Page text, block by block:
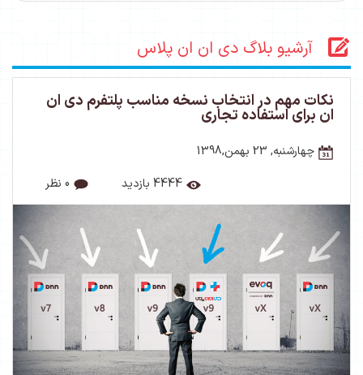
آرشیو بلاگ دی ان ان پلاس
نکات مهم در انتخاب نسخه مناسب پلتفرم دی ان
ان برای استفاده تجاری
چهارشنبه, 23 بهمن,1398